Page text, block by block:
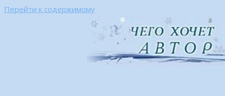
Перейти к содержимому